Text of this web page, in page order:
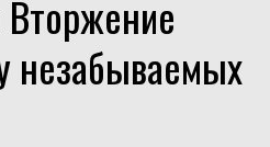
незабываемых